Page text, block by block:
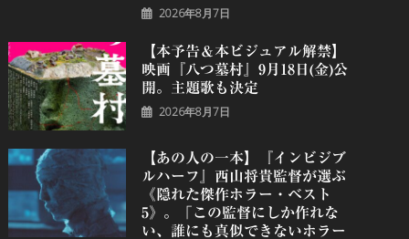
2026年8月7日
【本予告＆本ビジュアル解禁】
映画『八つ墓村』9月18日(金)公
開。主題歌も決定
2026年8月7日
【あの人の一本】『インビジブ
ルハーフ』⻄⼭将貴監督が選ぶ
《隠れた傑作ホラー・ベスト
5》。「この監督にしか作れな
い、誰にも真似できないホラー